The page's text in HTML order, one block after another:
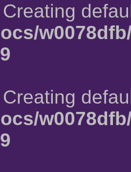
Creating
Creating